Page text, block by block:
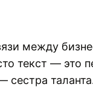
между
текст — это